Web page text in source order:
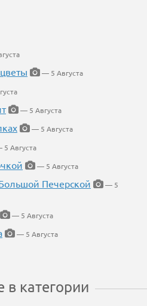
— 5 Августа
— 5 Августа
— 5 Августа
Августа
— 5 Августа
Печерской
— 5
— 5 Августа
— 5 Августа
в категории